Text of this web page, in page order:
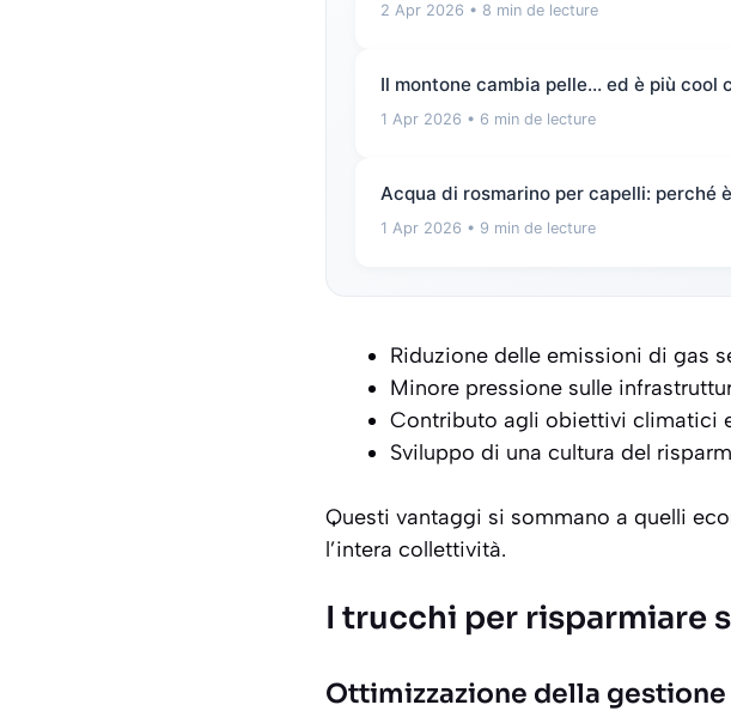
2 Apr 2026 • 8 min de lecture
Il montone cambia pelle… ed è più cool
1 Apr 2026 • 6 min de lecture
Acqua di rosmarino per capelli: perché
1 Apr 2026 • 9 min de lecture
Riduzione delle emissioni di gas
Minore pressione sulle
Contributo agli obiettivi climatici
Sviluppo di una cultura del
Questi vantaggi si sommano a quelli
l’intera collettività.
I trucchi per risparmiare
Ottimizzazione della